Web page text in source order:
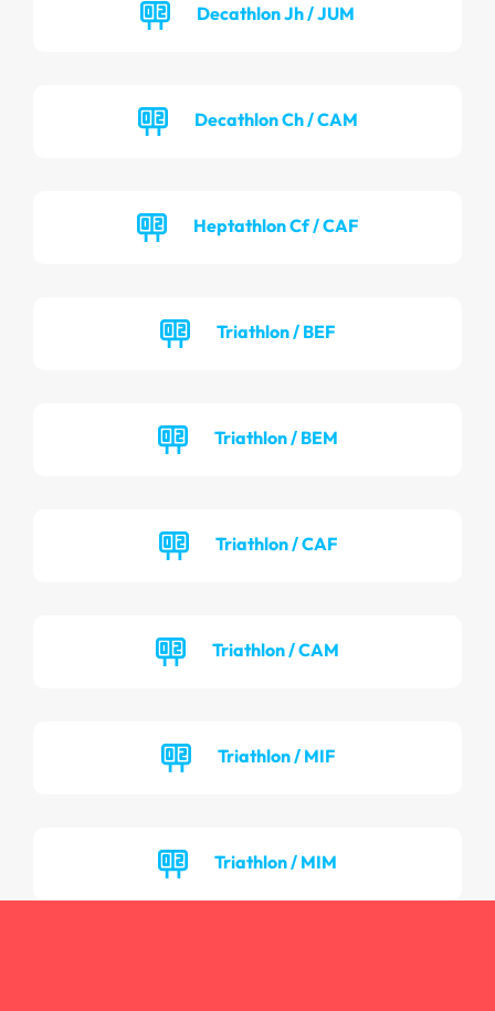
Decathlon Jh / JUM
Decathlon Ch / CAM
Heptathlon Cf / CAF
Triathlon / BEF
Triathlon / BEM
Triathlon / CAF
Triathlon / CAM
Triathlon / MIF
Triathlon / MIM